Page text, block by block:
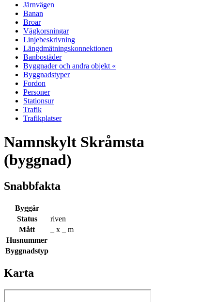
Järnvägen
Banan
Broar
Vägkorsningar
Linjebeskrivning
Längdmätningskonnektionen
Banbostäder
Byggnader och andra objekt «
Byggnadstyper
Fordon
Personer
Stationsur
Trafik
Trafikplatser
Namnskylt Skråmsta
(byggnad)
Snabbfakta
Byggår
Status
riven
Mått
_ x _ m
Husnummer
Byggnadstyp
Karta